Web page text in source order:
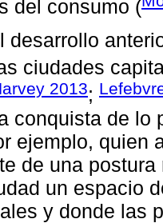
del consumo (
desarrollo
ciudades
2013;
conquista de lo
ejemplo, quien
de una
un espacio
y donde las